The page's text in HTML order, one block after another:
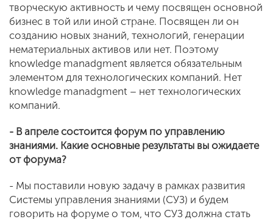
творческую активность и чему посвящен основной
бизнес в той или иной стране. Посвящен ли он
созданию новых знаний, технологий, генерации
нематериальных активов или нет. Поэтому
knowledge manadgment является обязательным
элементом для технологических компаний. Нет
knowledge manadgment – нет технологических
компаний.
- В апреле состоится форум по управлению
знаниями. Какие основные результаты вы ожидаете
от форума?
- Мы поставили новую задачу в рамках развития
Системы управления знаниями (СУЗ) и будем
говорить на форуме о том, что СУЗ должна стать